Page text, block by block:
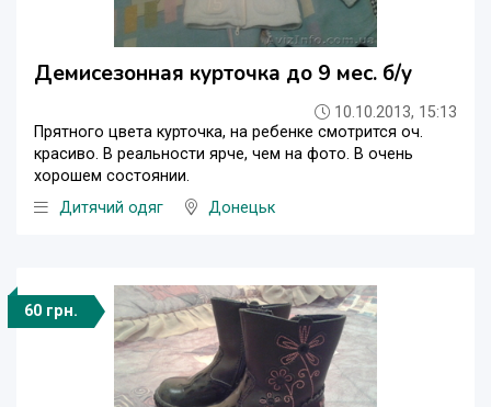
Демисезонная курточка до 9 мес. б/у
10.10.2013, 15:13
Прятного цвета курточка, на ребенке смотрится оч.
красиво. В реальности ярче, чем на фото. В очень
хорошем состоянии.
Дитячий одяг
Донецьк
60 грн.